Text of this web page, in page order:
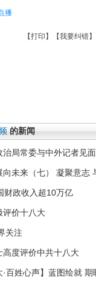
播
【打印 】【我要纠错
的新闻
治局常委与中外记者见面
向未来（七） 凝聚意志
财政收入超10万亿
评价十八大
关注
高度评价中共十八大
百姓心声】蓝图绘就 期